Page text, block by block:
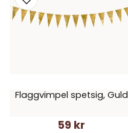
Flaggvimpel spetsig, Guld
59 kr